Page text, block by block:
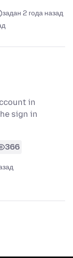
задан 2 года назад
in
sign in
366